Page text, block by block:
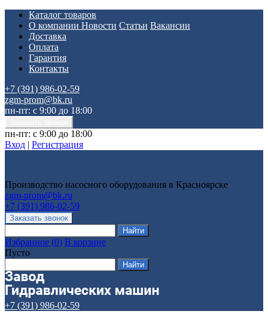
Каталог товаров
О компании Новости Статьи Вакансии
Доставка
Оплата
Гарантия
Контакты
+7 (391) 986-02-59
zgm-prom@bk.ru
пн-пт: с 9:00 до 18:00
пн-пт: с 9:00 до 18:00
Вход | Регистрация
Производство насосного оборудования в Красноярске
zgm-prom@bk.ru
+7 (391) 986-02-59
Избранное (0) В корзине
Пусто
+7 (391) 986-02-59